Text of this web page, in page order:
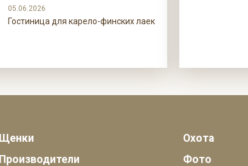
05.06.2026
Гостиница для карело-финских лаек
Щенки
Производители
Охота
Фото